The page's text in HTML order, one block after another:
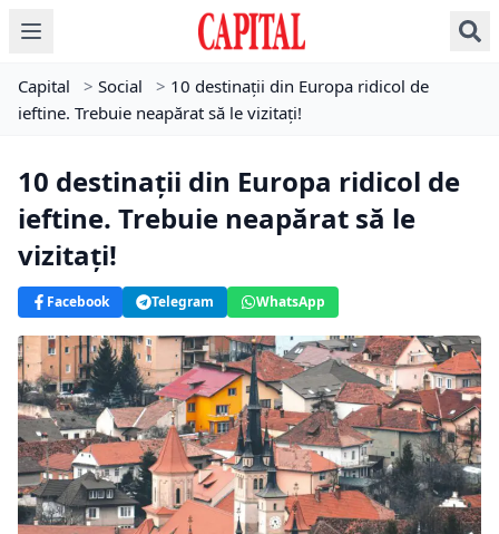
Capital > Social > 10 destinații din Europa ridicol de
ieftine. Trebuie neapărat să le vizitați!
10 destinații din Europa ridicol de
ieftine. Trebuie neapărat să le
vizitați!
Facebook Telegram WhatsApp